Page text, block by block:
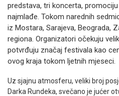
predstava, tri koncerta,
najmlađe. Tokom narednih
iz Mostara, Sarajeva, Beograda,
regiona. Organizatori očekuju
potvrđuju značaj festivala kao
ovog kraja tokom ljetnih mjeseci.
Uz sjajnu atmosferu, veliki broj
Darka Rundeka, svečano je jućer